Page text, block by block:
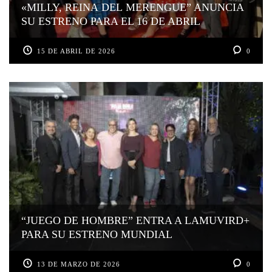
«MILLY, REINA DEL MERENGUE” ANUNCIA
SU ESTRENO PARA EL 16 DE ABRIL
15 DE ABRIL DE 2026 0
“JUEGO DE HOMBRE” ENTRA A LAMUVIRD+
PARA SU ESTRENO MUNDIAL
13 DE MARZO DE 2026 0